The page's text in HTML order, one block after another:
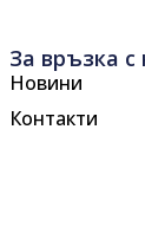
За връзка с
Новини
Контакти